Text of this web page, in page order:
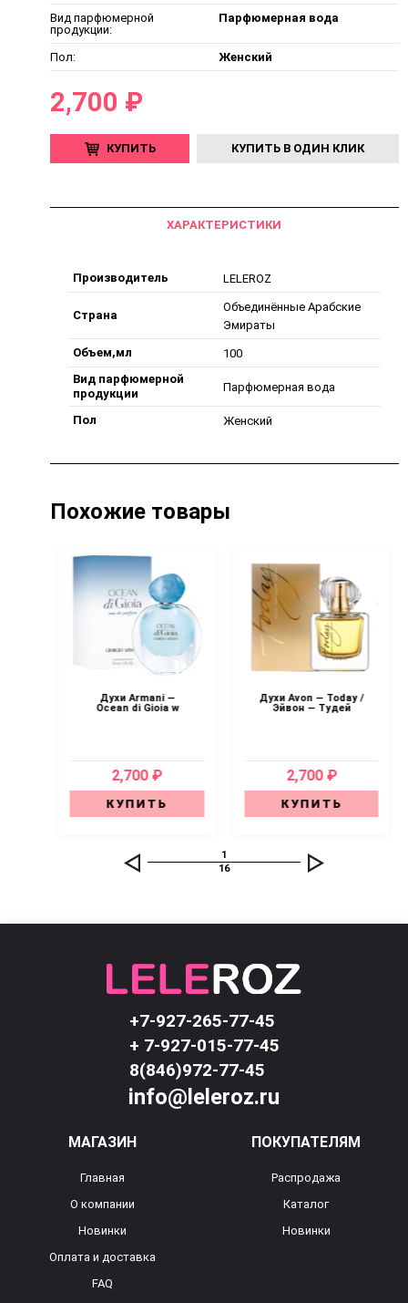
Вид парфюмерной
продукции:
Парфюмерная вода
Пол: Женский
2,700 ₽
КУПИТЬ КУПИТЬ В ОДИН КЛИК
ХАРАКТЕРИСТИКИ
Производитель LELEROZ
Страна
Объединённые Арабские
Эмираты
Объем,мл
100
Вид парфюмерной
продукции
Парфюмерная вода
Пол Женский
Похожие товары
Духи Armani —
Ocean di Gioia w
2,700 ₽
КУПИТЬ
Духи Avon — Today /
Эйвон — Тудей
2,700 ₽
КУПИТЬ
1
16
+7-927-265-77-45
+ 7-927-015-77-45
8(846)972-77-45
info@leleroz.ru
МАГАЗИН
Главная
О компании
Новинки
Оплата и доставка
FAQ
ПОКУПАТЕЛЯМ
Распродажа
Каталог
Новинки